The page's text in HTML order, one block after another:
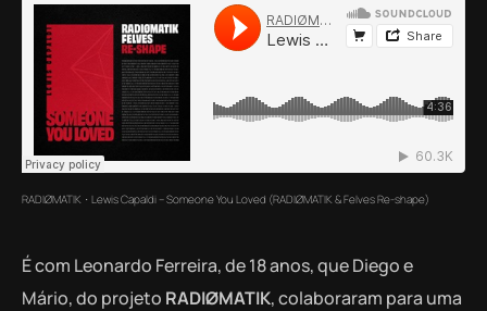
RADIØMATIK · Lewis Capaldi – Someone You Loved (RADIØMATIK & Felves Re-shape)
É com Leonardo Ferreira, de 18 anos, que Diego e
Mário, do projeto RADIØMATIK, colaboraram para uma